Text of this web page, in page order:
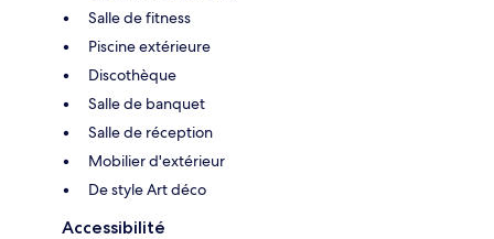
Salle de fitness
Piscine extérieure
Discothèque
Salle de banquet
Salle de réception
Mobilier d'extérieur
De style Art déco
Accessibilité